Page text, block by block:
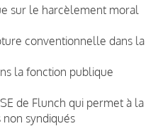
sur le harcèlement moral
conventionnelle dans la
la fonction publique
de Flunch qui permet à la
syndiqués